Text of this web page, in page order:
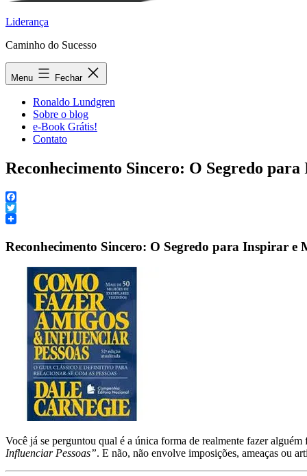
Liderança
Caminho do Sucesso
Menu Fechar
Ronaldo Lundgren
Sobre o blog
e-Book Grátis!
Contato
Reconhecimento Sincero: O Segredo
Facebook
Twitter
Reconhecimento Sincero: O Segredo para Inspirar e
Você já se perguntou qual é a única forma de realmente fazer
Influenciar Pessoas”. E não, não envolve imposições, ameaças ou